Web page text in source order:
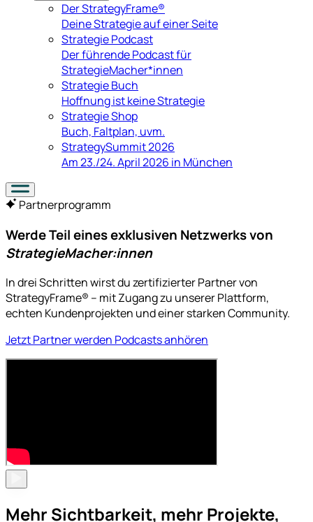
Der StrategyFrame®
Deine Strategie auf einer Seite
Strategie Podcast
Der führende Podcast für
StrategieMacher*innen
Strategie Buch
Hoffnung ist keine Strategie
Strategie Shop
Buch, Faltplan, uvm.
StrategySummit 2026
Am 23./24. April 2026 in München
Partnerprogramm
Werde Teil eines exklusiven Netzwerks von
StrategieMacher:innen
In drei Schritten wirst du zertifizierter Partner von
StrategyFrame® – mit Zugang zu unserer Plattform,
echten Kundenprojekten und einer starken Community.
Jetzt Partner werden Podcasts anhören
Mehr Sichtbarkeit, mehr Projekte,